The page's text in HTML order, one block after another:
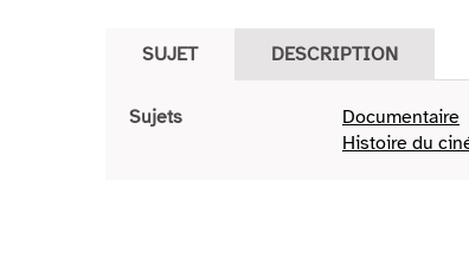
SUJET DESCRIPTION
Sujets
Documentaire
Histoire du